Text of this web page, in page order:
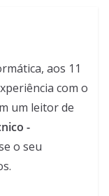
aos 11
com o
um leitor de
-
o seu